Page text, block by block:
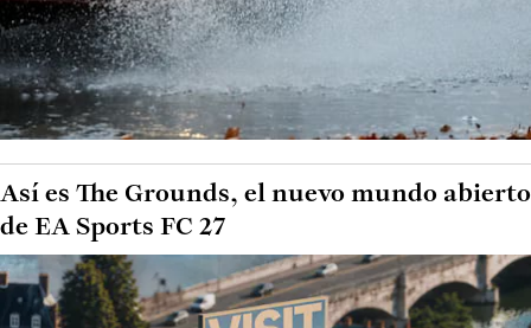
Así es The Grounds, el nuevo mundo abierto
de EA Sports FC 27